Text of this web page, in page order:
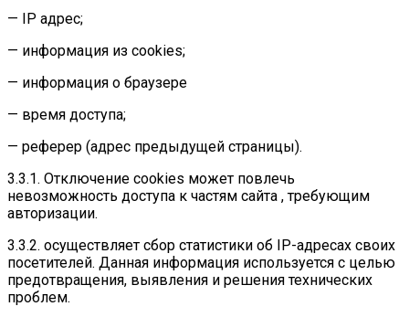
— IP адрес;
— информация из cookies;
— информация о браузере
— время доступа;
— реферер (адрес предыдущей страницы).
3.3.1. Отключение cookies может повлечь
невозможность доступа к частям сайта , требующим
авторизации.
3.3.2. осуществляет сбор статистики об IP-адресах своих
посетителей. Данная информация используется с целью
предотвращения, выявления и решения технических
проблем.